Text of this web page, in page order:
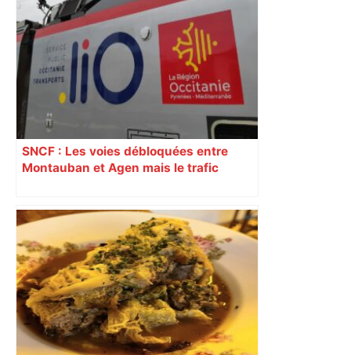
SNCF : Les voies débloquées entre
Montauban et Agen mais le trafic